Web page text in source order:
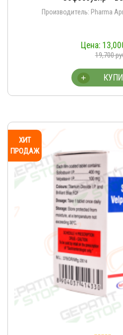
Производитель: Pharma
19,700
+
ХИТ
ПРОДАЖ